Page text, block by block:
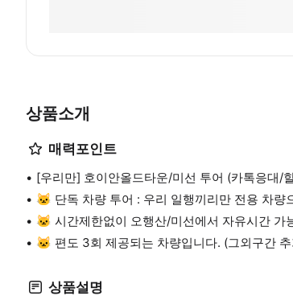
상품소개
매력포인트
[우리만] 호이안올드타운/미선 투어 (카톡응대/
🐱 단독 차량 투어 : 우리 일행끼리만 전용 차량
🐱 시간제한없이 오행산/미선에서 자유시간 가
🐱 편도 3회 제공되는 차량입니다. (그외구간
상품설명